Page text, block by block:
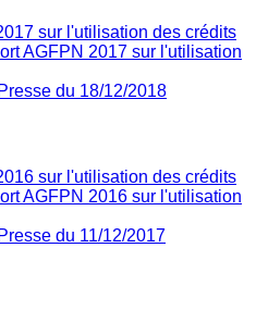
sur l'utilisation des crédits
AGFPN 2017 sur l'utilisation
du 18/12/2018
sur l'utilisation des crédits
AGFPN 2016 sur l'utilisation
du 11/12/2017